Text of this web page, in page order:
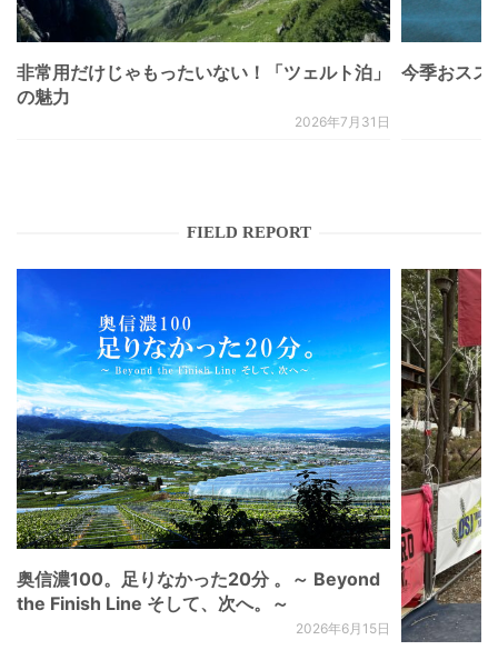
非常用だけじゃもったいない！「ツェルト泊」
の魅力
2026年7月31日
今季おスス
FIELD REPORT
奥信濃100。足りなかった20分 。～ Beyond
the Finish Line そして、次へ。～
2026年6月15日